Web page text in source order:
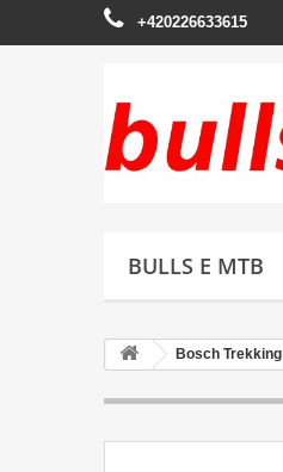
+420226633615
BULLS E MTB
Bosch Trekking